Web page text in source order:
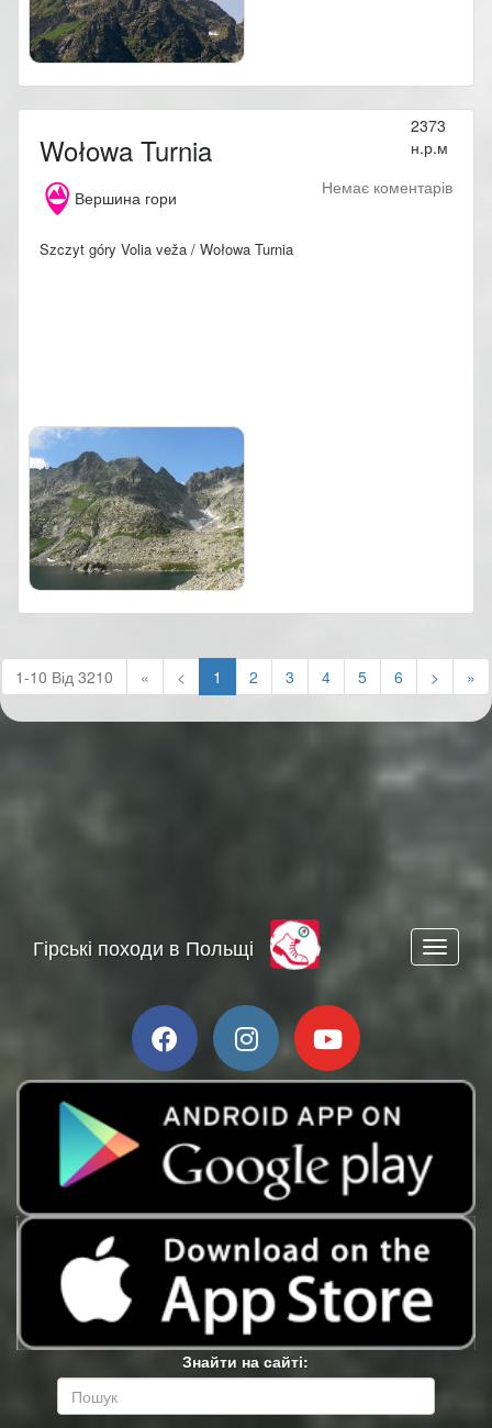
Wołowa Turnia
2373
н.р.м
Вершина гори
Немає коментарів
Szczyt góry Volia veža / Wołowa Turnia
1-10 Від 3210 « < 1 (current)
2 3 4 5 6 > »
Toggle
Гірські походи в Польщі
Знайти на сайті: